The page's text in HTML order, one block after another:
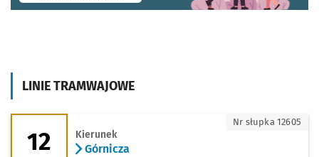
LINIE TRAMWAJOWE
12 - kierunek Górnicza
12 Kierunek
Górnicza
Nr słupka 12605